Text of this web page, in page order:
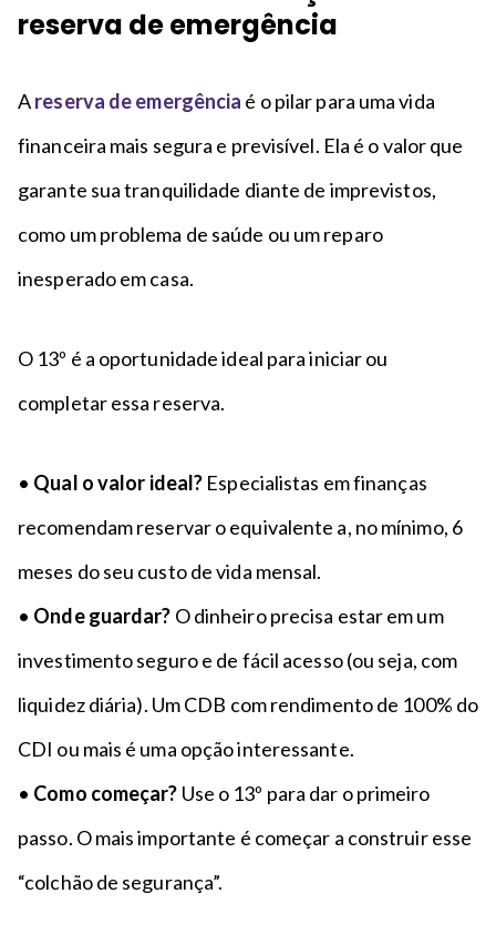
reserva de emergência
Areserva de emergência é o pilar para uma vida
financeira mais segura e previsível. Ela é o valor que
garante sua tranquilidade diante de imprevistos,
como um problema de saúde ou um reparo
inesperado em casa.
O 13º é a oportunidade ideal para iniciar ou
completar essa reserva.
• Qual o valor ideal? Especialistas em finanças
recomendam reservar o equivalente a, no mínimo, 6
meses do seu custo de vida mensal.
• Onde guardar? O dinheiro precisa estar em um
investimento seguro e de fácil acesso (ou seja, com
liquidez diária). Um CDB com rendimento de 100% do
CDI ou mais é uma opção interessante.
• Como começar? Use o 13º para dar o primeiro
passo. O mais importante é começar a construir esse
“colchão de segurança”.